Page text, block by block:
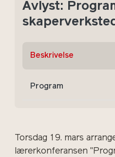
Avlyst:
Beskrivelse
Program
Torsdag 19. mars
lærerkonferansen